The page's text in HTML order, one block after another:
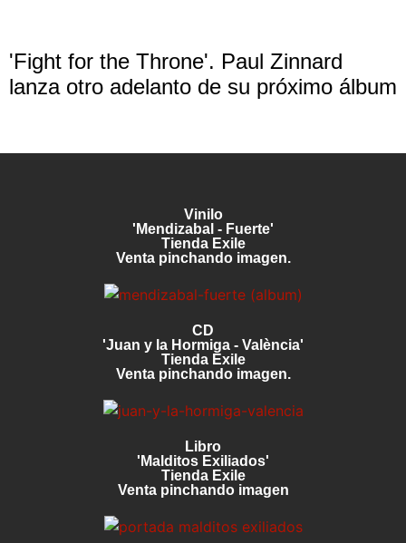
'Fight for the Throne'. Paul Zinnard
lanza otro adelanto de su próximo álbum
Vinilo
'Mendizabal - Fuerte'
Tienda Exile
Venta pinchando imagen.
CD
'Juan y la Hormiga - València'
Tienda Exile
Venta pinchando imagen.
Libro
'Malditos Exiliados'
Tienda Exile
Venta pinchando imagen